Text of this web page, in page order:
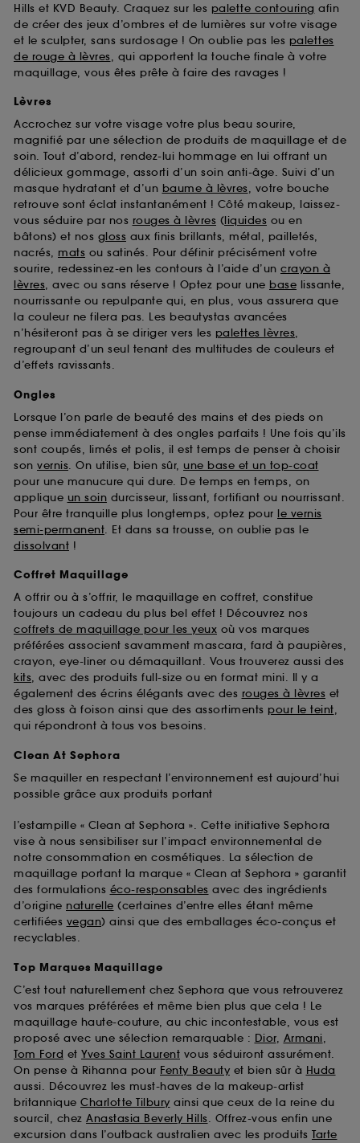
Hills et KVD Beauty. Craquez sur les palette contouring afin
de créer des jeux d’ombres et de lumières sur votre visage
et le sculpter, sans surdosage ! On oublie pas les palettes
de rouge à lèvres, qui apportent la touche finale à votre
maquillage, vous êtes prête à faire des ravages !
Lèvres
Accrochez sur votre visage votre plus beau sourire,
magnifié par une sélection de produits de maquillage et de
soin. Tout d’abord, rendez-lui hommage en lui offrant un
délicieux gommage, assorti d’un soin anti-âge. Suivi d’un
masque hydratant et d’un baume à lèvres, votre bouche
retrouve sont éclat instantanément ! Côté makeup, laissez-
vous séduire par nos rouges à lèvres (liquides ou en
bâtons) et nos gloss aux finis brillants, métal, pailletés,
nacrés, mats ou satinés. Pour définir précisément votre
sourire, redessinez-en les contours à l’aide d’un crayon à
lèvres, avec ou sans réserve ! Optez pour une base lissante,
nourrissante ou repulpante qui, en plus, vous assurera que
la couleur ne filera pas. Les beautystas avancées
n’hésiteront pas à se diriger vers les palettes lèvres,
regroupant d’un seul tenant des multitudes de couleurs et
d’effets ravissants.
Ongles
Lorsque l’on parle de beauté des mains et des pieds on
pense immédiatement à des ongles parfaits ! Une fois qu’ils
sont coupés, limés et polis, il est temps de penser à choisir
son vernis. On utilise, bien sûr, une base et un top-coat
pour une manucure qui dure. De temps en temps, on
applique un soin durcisseur, lissant, fortifiant ou nourrissant.
Pour être tranquille plus longtemps, optez pour le vernis
semi-permanent. Et dans sa trousse, on oublie pas le
dissolvant !
Coffret Maquillage
A offrir ou à s’offrir, le maquillage en coffret, constitue
toujours un cadeau du plus bel effet ! Découvrez nos
coffrets de maquillage pour les yeux où vos marques
préférées associent savamment mascara, fard à paupières,
crayon, eye-liner ou démaquillant. Vous trouverez aussi des
kits, avec des produits full-size ou en format mini. Il y a
également des écrins élégants avec des rouges à lèvres et
des gloss à foison ainsi que des assortiments pour le teint,
qui répondront à tous vos besoins.
Clean At Sephora
Se maquiller en respectant l’environnement est aujourd’hui
possible grâce aux produits portant
l’estampille « Clean at Sephora ». Cette initiative Sephora
vise à nous sensibiliser sur l’impact environnemental de
notre consommation en cosmétiques. La sélection de
maquillage portant la marque « Clean at Sephora » garantit
des formulations éco-responsables avec des ingrédients
d’origine naturelle (certaines d’entre elles étant même
certifiées vegan) ainsi que des emballages éco-conçus et
recyclables.
Top Marques Maquillage
C’est tout naturellement chez Sephora que vous retrouverez
vos marques préférées et même bien plus que cela ! Le
maquillage haute-couture, au chic incontestable, vous est
proposé avec une sélection remarquable : Dior, Armani,
Tom Ford et Yves Saint Laurent vous séduiront assurément.
On pense à Rihanna pour Fenty Beauty et bien sûr à Huda
aussi. Découvrez les must-haves de la makeup-artist
britannique Charlotte Tilbury ainsi que ceux de la reine du
sourcil, chez Anastasia Beverly Hills. Offrez-vous enfin une
excursion dans l’outback australien avec les produits Tarte